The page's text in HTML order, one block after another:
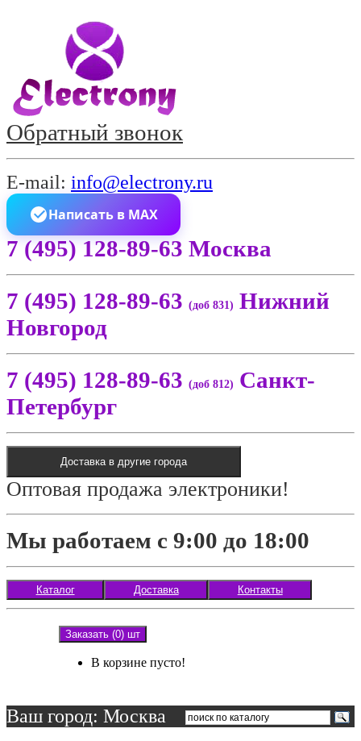
Обратный звонок
E-mail: info@electrony.ru
Написать в MAX
7 (495) 128-89-63 Москва
7 (495) 128-89-63 (доб 831) Нижний
Новгород
7 (495) 128-89-63 (доб 812) Санкт-
Петербург
Доставка в другие города
Оптовая продажа электроники!
Мы работаем с 9:00 до 18:00
Каталог Доставка Контакты
Заказать (0) шт
В корзине пусто!
Ваш город: Москва